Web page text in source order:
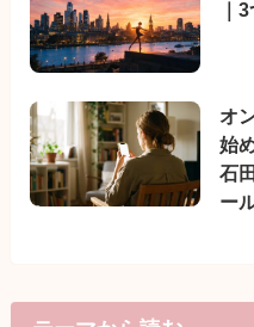
｜
オ
始
石
ー